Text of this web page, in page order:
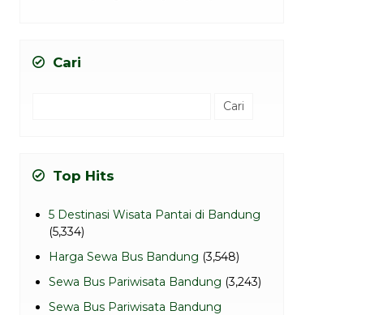
Cari
Top Hits
5 Destinasi Wisata Pantai di Bandung
(5,334)
Harga Sewa Bus Bandung (3,548)
Sewa Bus Pariwisata Bandung (3,243)
Sewa Bus Pariwisata Bandung